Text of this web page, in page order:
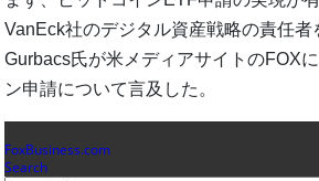
VanEck社のデジタル資産戦略の責任者
Gurbacs氏が米メディアサイトのFOX
ン申請について言及した。